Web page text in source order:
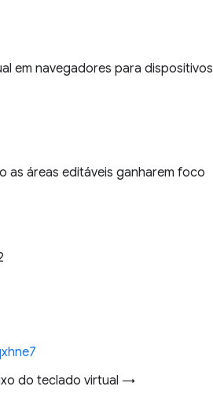
em navegadores para dispositivos
as áreas editáveis ganharem foco
do teclado virtual →